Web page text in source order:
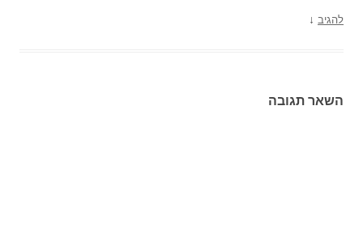
להגיב ↓
השאר תגובה